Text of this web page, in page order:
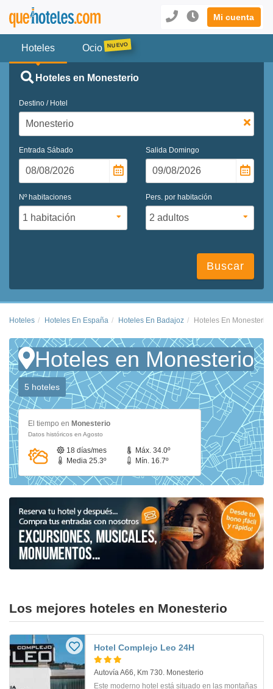
Mi cuenta
Hoteles Ocio
Hoteles en Monesterio
Destino / Hotel
Entrada Sábado Salida Domingo
Nº habitaciones Pers. por habitación
Buscar
Hoteles Hoteles En España Hoteles En Badajoz Hoteles En Monesterio
Hoteles en Monesterio
5 hoteles
El tiempo en Monesterio
Datos históricos en Agosto
18 días/mes
Máx. 34.0º
Media 25.3º
Mín. 16.7º
Los mejores hoteles en Monesterio
Hotel Complejo Leo 24H
Autovía A66, Km 730. Monesterio
Este moderno hotel está situado en las montañas